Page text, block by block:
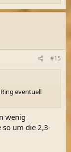
#15
Ring eventuell
wenig
so um die 2,3-